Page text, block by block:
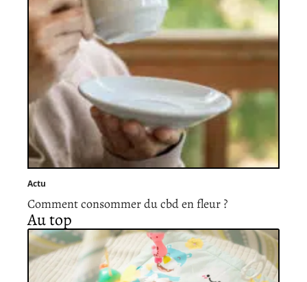
Actu
Comment consommer du cbd en fleur ?
Au top